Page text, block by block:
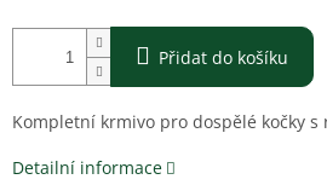
Přidat do košíku
Kompletní krmivo pro dospělé kočky s
Detailní informace